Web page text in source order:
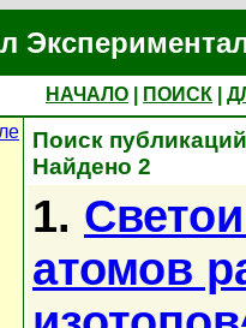
НАЧАЛО ПОИСК
Поиск
Найдено 2
1.
атомов